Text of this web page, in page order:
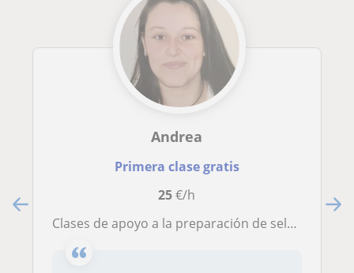
Andrea
Primera clase gratis
25€/h
Clases de apoyo a la preparación de selectividad